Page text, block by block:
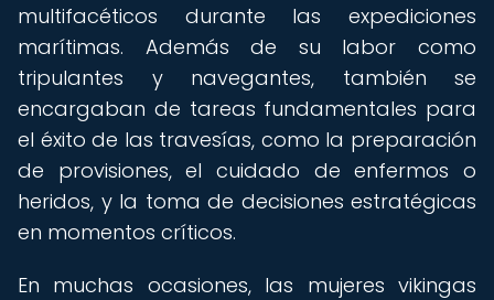
multifacéticos durante las expediciones
marítimas. Además de su labor como
tripulantes y navegantes, también se
encargaban de tareas fundamentales para
el éxito de las travesías, como la preparación
de provisiones, el cuidado de enfermos o
heridos, y la toma de decisiones estratégicas
en momentos críticos.
En muchas ocasiones, las mujeres vikingas